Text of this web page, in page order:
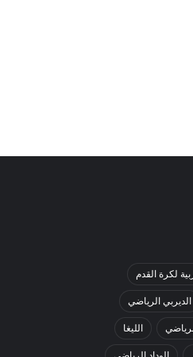
لكرة القدم
الديربي الرياضي
الليغا